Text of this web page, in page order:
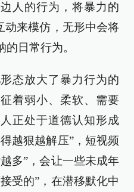
人的行为，将暴力的
动来模仿，无形中会将
日常行为。
态放大了暴力行为的
着弱小、柔软、需要
正处于道德认知形成
越狠越解压”，短视频
多”，会让一些未成年
受的”，在潜移默化中